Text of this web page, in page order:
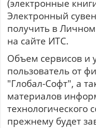
(электронные
Электронный
получить в
на сайте ИТС.
Объем сервисов и
пользователь от
"Глобал-Софт", а
материалов
технологического
прежнему будет